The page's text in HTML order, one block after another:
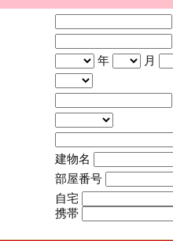
年
月
建物名
部屋番号
自宅
携帯